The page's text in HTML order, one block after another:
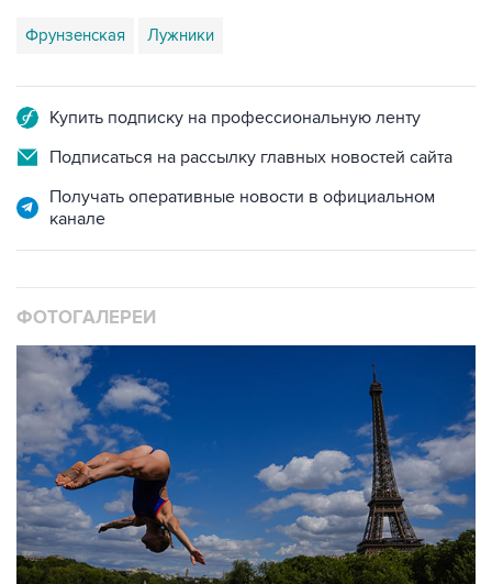
Подписаться на рассылку главных новостей сайта
Получать оперативные новости в официальном
10